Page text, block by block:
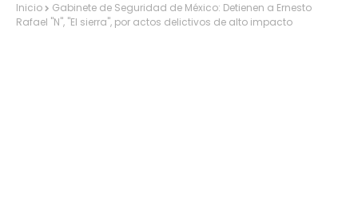
Inicio
Gabinete de Seguridad de México: Detienen a Ernesto
Rafael "N", "El sierra", por actos delictivos de alto impacto